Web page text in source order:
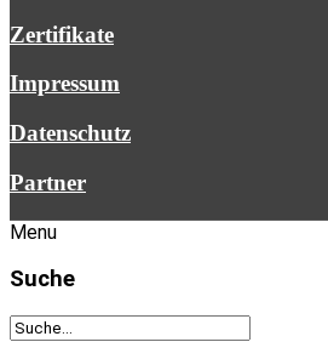
Zertifikate
Impressum
Datenschutz
Partner
Menu
Suche